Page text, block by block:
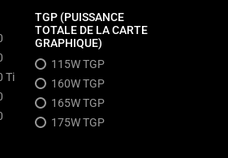
Ti
TGP (PUISSANCE
TOTALE DE LA CARTE
GRAPHIQUE)
115W TGP
160W TGP
165W TGP
175W TGP